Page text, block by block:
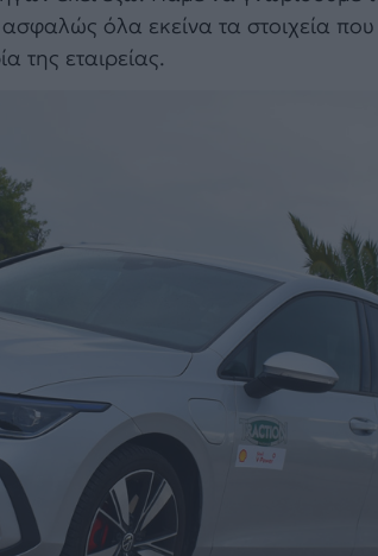
ασφαλώς όλα εκείνα τα στοιχεία
της εταιρείας.